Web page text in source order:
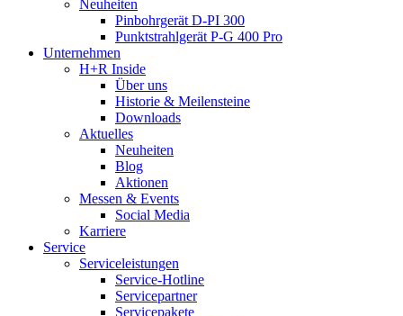
Neuheiten
Pinbohrgerät D-PI 300
Punktstrahlgerät P-G 400 Pro
Unternehmen
H+R Inside
Über uns
Historie & Meilensteine
Downloads
Aktuelles
Neuheiten
Blog
Aktionen
Messen & Events
Social Media
Karriere
Service
Serviceleistungen
Service-Hotline
Servicepartner
Servicepakete